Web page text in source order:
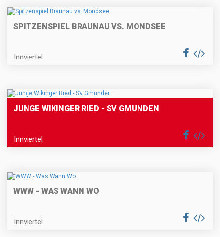
SPITZENSPIEL BRAUNAU VS. MONDSEE
Innviertel
JUNGE WIKINGER RIED - SV GMUNDEN
Innviertel
WWW - WAS WANN WO
Innviertel